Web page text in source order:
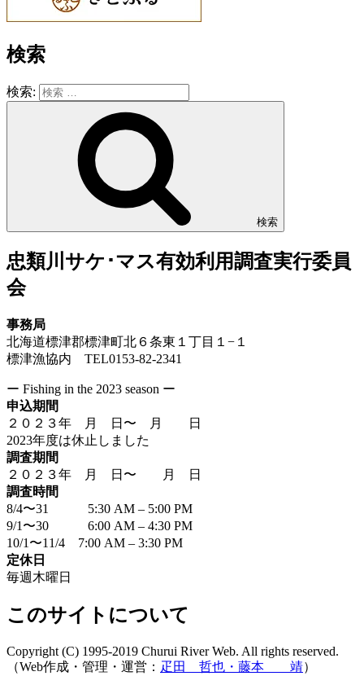
検索
検索:
検索
忠類川サケ･マス有効利用調査実行委員
会
事務局
北海道標津郡標津町北６条東１丁目１−１
標津漁協内 TEL0153-82-2341
ー Fishing in the 2023 season ー
申込期間
２０２３年 月 日〜 月 日
2023年度は休止しました
調査期間
２０２３年 月 日〜 月 日
調査時間
8/4〜31 5:30 AM – 5:00 PM
9/1〜30 6:00 AM – 4:30 PM
10/1〜11/4 7:00 AM – 3:30 PM
定休日
毎週木曜日
このサイトについて
Copyright (C) 1995-2019 Churui River Web. All rights reserved.
（Web作成・管理・運営： 疋田 哲也・藤本 靖）